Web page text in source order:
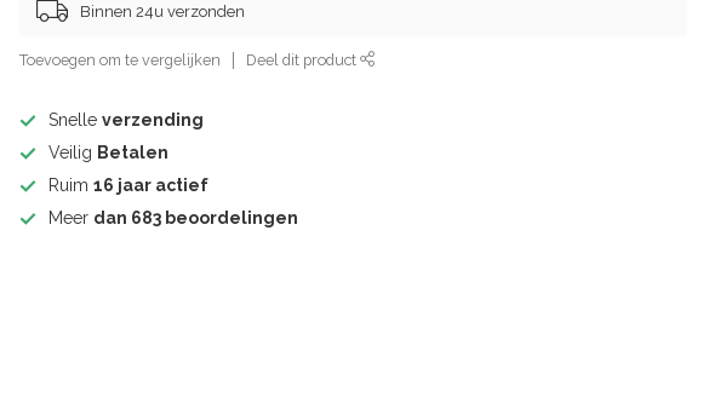
Binnen 24u verzonden
Toevoegen om te vergelijken Deel dit product
Snelleverzending
Veilig Betalen
Ruim16 jaar actief
Meer dan 683 beoordelingen